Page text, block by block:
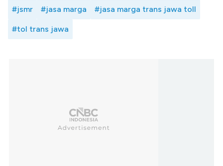
#jsmr #jasa marga #jasa marga trans jawa toll
#tol trans jawa